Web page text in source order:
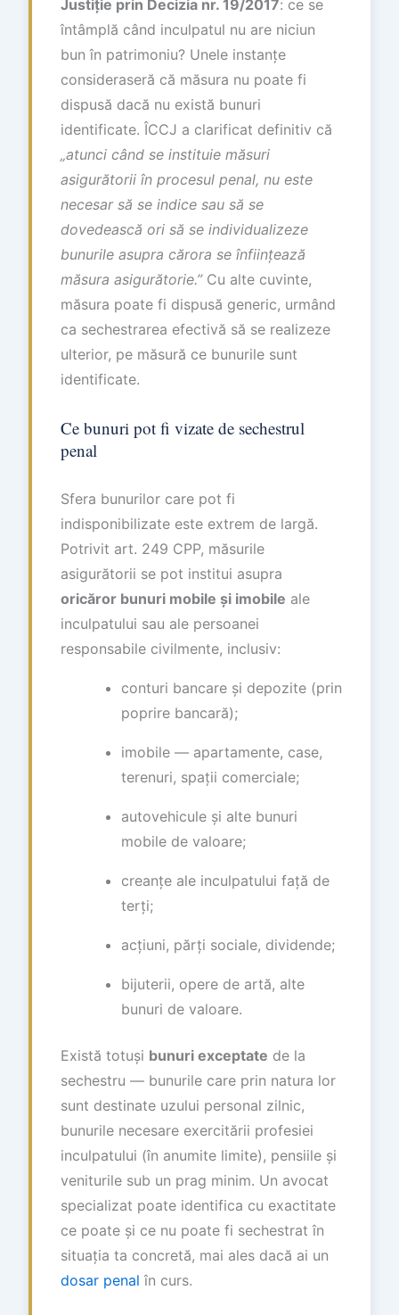
Justiție prin Decizia nr. 19/2017: ce se
întâmplă când inculpatul nu are niciun
bun în patrimoniu? Unele instanțe
consideraseră că măsura nu poate fi
dispusă dacă nu există bunuri
identificate. ÎCCJ a clarificat definitiv că
„atunci când se instituie măsuri
asigurătorii în procesul penal, nu este
necesar să se indice sau să se
dovedească ori să se individualizeze
bunurile asupra cărora se înființează
măsura asigurătorie.”Cu alte cuvinte,
măsura poate fi dispusă generic, urmând
ca sechestrarea efectivă să se realizeze
ulterior, pe măsură ce bunurile sunt
identificate.
Ce bunuri pot fi vizate de sechestrul
penal
Sfera bunurilor care pot fi
indisponibilizate este extrem de largă.
Potrivit art. 249 CPP, măsurile
asigurătorii se pot institui asupra
oricăror bunuri mobile și imobile ale
inculpatului sau ale persoanei
responsabile civilmente, inclusiv:
conturi bancare și depozite (prin
poprire bancară);
imobile — apartamente, case,
terenuri, spații comerciale;
autovehicule și alte bunuri
mobile de valoare;
creanțe ale inculpatului față de
terți;
acțiuni, părți sociale, dividende;
bijuterii, opere de artă, alte
bunuri de valoare.
Există totuși bunuri exceptate de la
sechestru — bunurile care prin natura lor
sunt destinate uzului personal zilnic,
bunurile necesare exercitării profesiei
inculpatului (în anumite limite), pensiile și
veniturile sub un prag minim. Un avocat
specializat poate identifica cu exactitate
ce poate și ce nu poate fi sechestrat în
situația ta concretă, mai ales dacă ai un
dosar penal în curs.